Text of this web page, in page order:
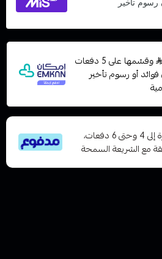
وقسّمها على 5 دفعات
أو رسوم تأخير
قسم دفعاتك بطريقة ميسرة إلى 4 وحتى 6 دفعات،
مع الشريعة السمحة